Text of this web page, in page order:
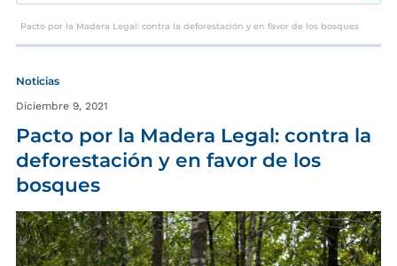
Pacto por la Madera Legal: contra la deforestación y en favor de los bosques
Noticias
Diciembre 9, 2021
Pacto por la Madera Legal: contra la
deforestación y en favor de los
bosques